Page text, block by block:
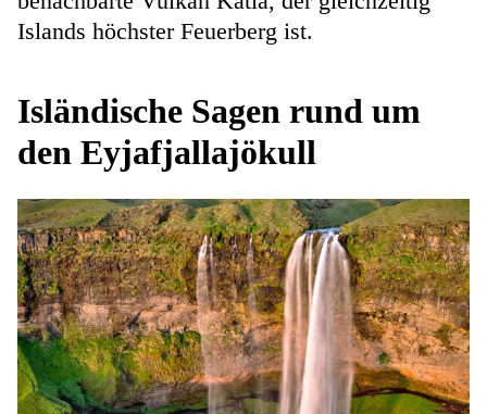
Islands höchster Feuerberg ist.
Isländische Sagen rund um
den Eyjafjallajökull